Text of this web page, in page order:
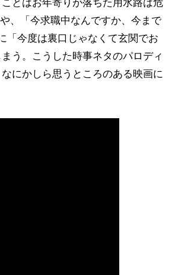
とはお年寄りが落ちた用水路は危
、「今求職中なんですか、今まで
「今度は裏口じゃなくて玄関でお
う。こうした時事ネタのパロディ
にかしら思うところのある映画に